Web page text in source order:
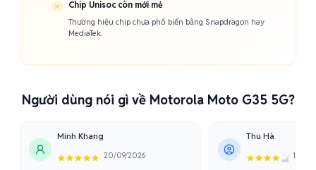
Chip Unisoc còn mới mẻ
Thương hiệu chip chưa phổ biến bằng Snapdragon hay
MediaTek.
Người dùng nói gì về Motorola Moto G35 5G?
Minh Khang
20/09/2026
Thu Hà
15/